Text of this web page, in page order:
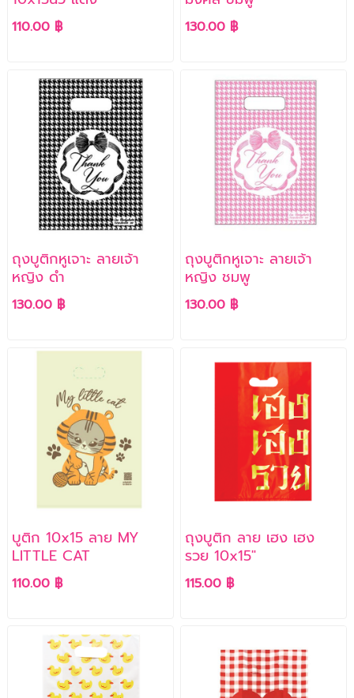
110.00 ฿ 130.00 ฿
้ถุงบูติกหูเจาะ ลายเจ้า
หญิง ดำ
130.00 ฿
้ถุงบูติกหูเจาะ ลายเจ้า
หญิง ชมพู
130.00 ฿
บูติก 10x15 ลาย MY
LITTLE CAT
110.00 ฿
ถุงบูติก ลาย เฮง เฮง
รวย 10x15"
115.00 ฿